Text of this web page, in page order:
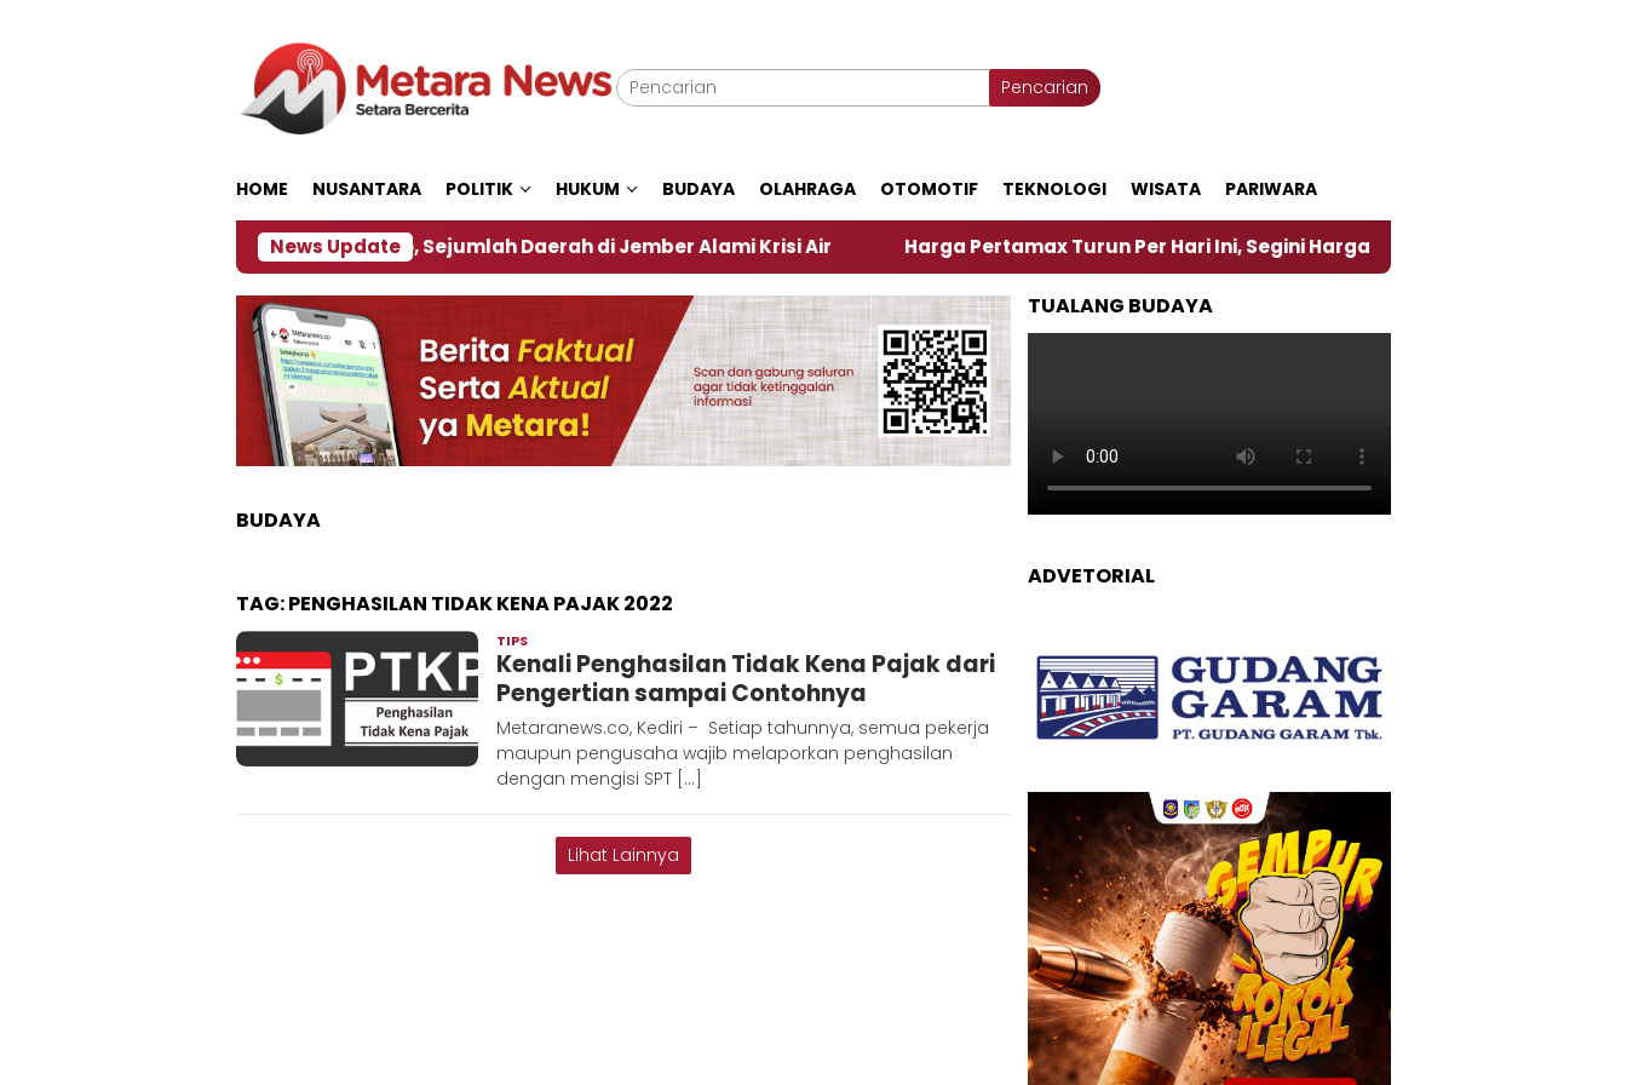
Pencarian
HOME NUSANTARA POLITIK HUKUM BUDAYA OLAHRAGA OTOMOTIF TEKNOLOGI WISATA PARIWARA
News Update
Dampak El Nino, Sejumlah Daerah di Jember Alami Krisi Air Harga Pertamax Turun Per Hari Ini, Segini Harganya ‎Nasirun Maestro Lukis
BUDAYA
TAG:PENGHASILAN TIDAK KENA PAJAK 2022
TIPS
Metaranews
Kenali Penghasilan Tidak Kena Pajak dari
Pengertian sampai Contohnya
Metaranews.co, Kediri – Setiap tahunnya, semua pekerja
maupun pengusaha wajib melaporkan penghasilan
dengan mengisi SPT […]
Lihat Lainnya
TUALANG BUDAYA
ADVETORIAL